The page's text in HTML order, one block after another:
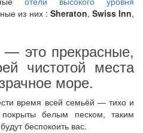
из них : Sheraton, Swiss Inn,
это прекрасные,
чистотой места
море.
время всей семьёй — тихо и
белым песком, таким
беспокоить вас.